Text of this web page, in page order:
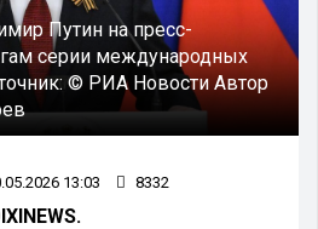
Путин на пресс-
серии международных
© РИА НовостиАвтор
13:03 8332